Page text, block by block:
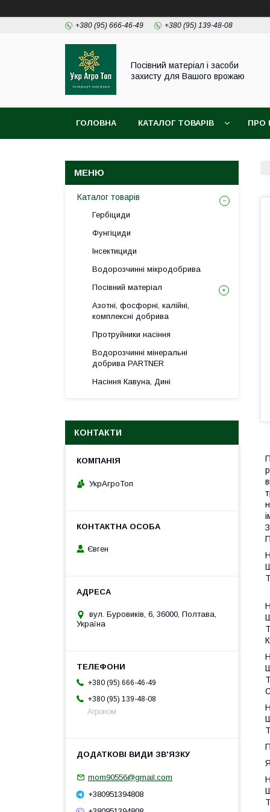
+380 (95) 666-46-49 +380 (95) 139-48-08
Посівний матеріал і засоби
захисту для Вашого врожаю
ГОЛОВНА КАТАЛОГ ТОВАРІВ ПРО
Каталог товарів
Гербіциди
Фунгіциди
Інсектициди
Водорозчинні мікродобрива
Посівний матеріал
Азотні, фосфорні, калійні,
комплексні добрива
Протруйники насіння
Водорозчинні мінеральні
добрива PARTNER
Насіння Кавуна, Дині
КОНТАКТИ
УкрАгроТоп
Євген
вул. Буровиків, 6, 36000, Полтава,
Україна
+380 (95) 666-46-49
+380 (95) 139-48-08
Агроном
mom90556@gmail.com
+380951394808